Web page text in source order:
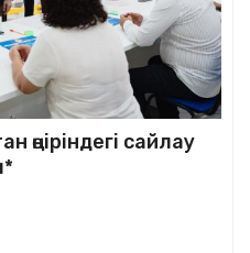
өңіріндегі сайлау